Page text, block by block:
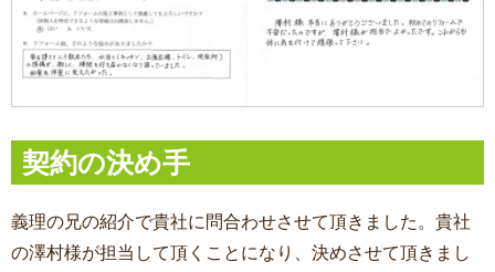
契約の決め手
義理の兄の紹介で貴社に問合わせさせて頂きました。貴社
の澤村様が担当して頂くことになり、決めさせて頂きまし